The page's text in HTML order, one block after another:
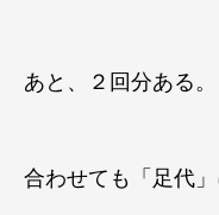
あと、２回分ある。
合わせても「足代」